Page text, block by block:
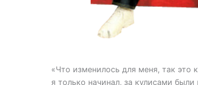
«Что изменилось для меня, так это
я только начинал, за кулисами